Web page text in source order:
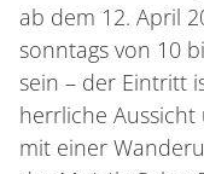
ab dem 12. April
sonntags von 10
sein – der Eintritt
herrliche
mit einer